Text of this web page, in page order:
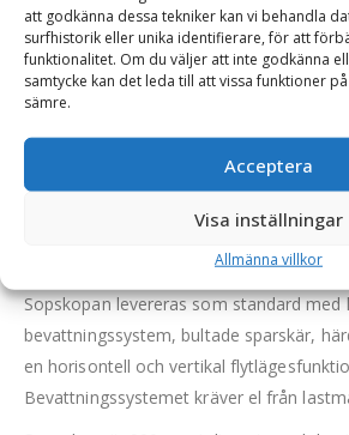
att godkänna dessa tekniker kan vi behandla
surfhistorik eller unika identifierare, för att
funktionalitet. Om du väljer att inte godkänna
samtycke kan det leda till att vissa funktioner
sämre.
Acceptera
Visa inställningar
Allmänna villkor
också mycket bra vid rengöring i
utmärker den är att man med lätthet kan
bitar såsom brädstycken, plastbitar m.m.
bra resultat.
Skopan töms enkelt och snabbt när den
3:e funktion på maskinen krävs (2
Sopskopan levereras som standard med
bevattningssystem, bultade sparskär,
en horisontell och vertikal
Bevattningssystemet kräver el från